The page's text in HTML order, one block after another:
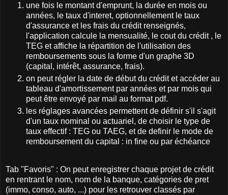
une fois le montant d'emprunt, la durée en mois ou
années, le taux d'interet, optionnellement le taux
d'assurance et les frais du crédit renseignés,
l'application calcule la mensualité, le cout du crédit , le
TEG et affiche la répartition de l'utilisation des
remboursements sous la forme d'un graphe 3D
(capital, intérêt, assurance, frais).
on peut régler la date de début du crédit et accéder au
tableau d'amortissement par années et par mois qui
peut être envoyé par mail au format pdf.
les réglages avancées permettent de définir s'il s'agit
d'un taux nominal ou actuariel, de choisir le type de
taux effectif : TEG ou TAEG, et de definir le mode de
remboursement du capital : in fine ou par échéance
Tab "Favoris" : On peut enregistrer chaque projet de crédit
en rentrant le nom, nom de la banque, catégories de pret
(immo, conso, auto, ...) pour les retrouver classés par